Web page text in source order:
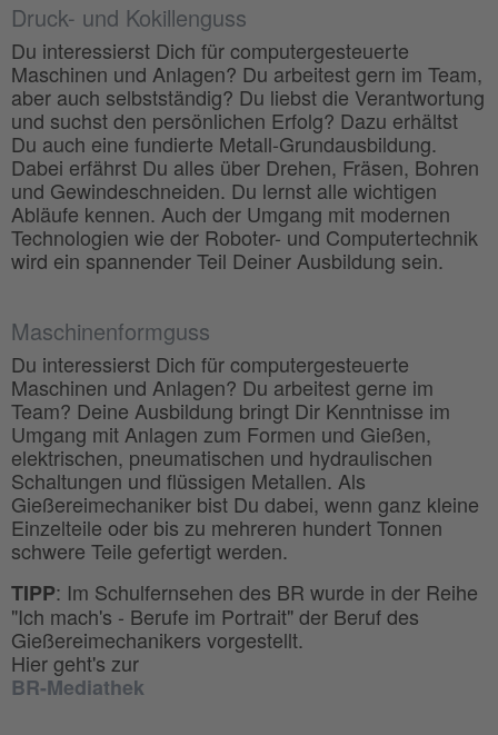
Druck- und Kokillenguss
Du interessierst Dich für computergesteuerte
Maschinen und Anlagen? Du arbeitest gern im Team,
aber auch selbstständig? Du liebst die Verantwortung
und suchst den persönlichen Erfolg? Dazu erhältst
Du auch eine fundierte Metall-Grundausbildung.
Dabei erfährst Du alles über Drehen, Fräsen, Bohren
und Gewindeschneiden. Du lernst alle wichtigen
Abläufe kennen. Auch der Umgang mit modernen
Technologien wie der Roboter- und Computertechnik
wird ein spannender Teil Deiner Ausbildung sein.
Maschinenformguss
Du interessierst Dich für computergesteuerte
Maschinen und Anlagen? Du arbeitest gerne im
Team? Deine Ausbildung bringt Dir Kenntnisse im
Umgang mit Anlagen zum Formen und Gießen,
elektrischen, pneumatischen und hydraulischen
Schaltungen und flüssigen Metallen. Als
Gießereimechaniker bist Du dabei, wenn ganz kleine
Einzelteile oder bis zu mehreren hundert Tonnen
schwere Teile gefertigt werden.
TIPP: Im Schulfernsehen des BR wurde in der Reihe
"Ich mach's - Berufe im Portrait" der Beruf des
Gießereimechanikers vorgestellt.
Hier geht's zur
BR-Mediathek